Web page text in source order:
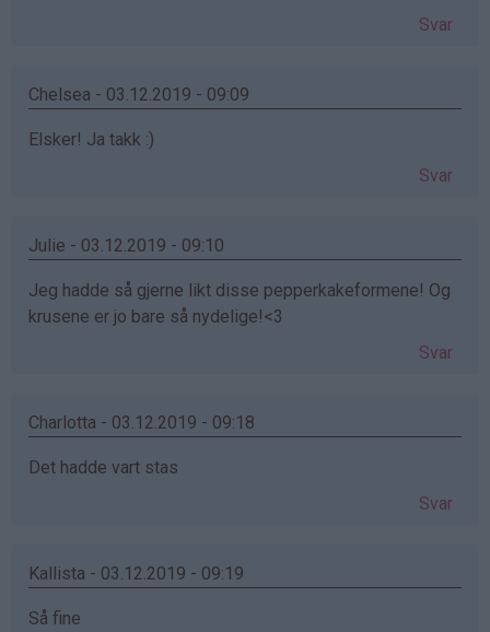
Svar
Chelsea - 03.12.2019 - 09:09
Elsker! Ja takk :)
Svar
Julie - 03.12.2019 - 09:10
Jeg hadde så gjerne likt disse pepperkakeformene! Og
krusene er jo bare så nydelige!<3
Svar
Charlotta - 03.12.2019 - 09:18
Det hadde vart stas
Svar
Kallista - 03.12.2019 - 09:19
Så fine